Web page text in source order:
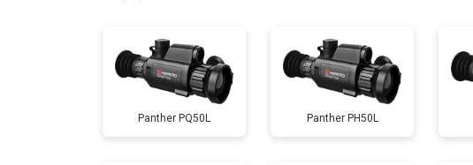
Panther PQ50L Panther PH50L